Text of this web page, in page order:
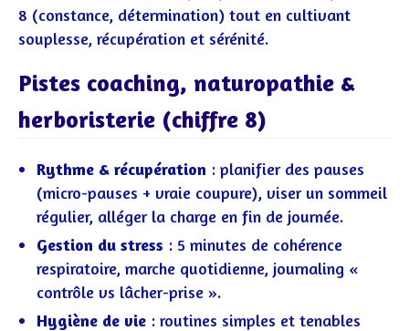
8 (constance, détermination) tout en cultivant
souplesse, récupération et sérénité.
Pistes coaching, naturopathie &
herboristerie (chiffre 8)
Rythme & récupération : planifier des pauses
(micro-pauses + vraie coupure), viser un sommeil
régulier, alléger la charge en fin de journée.
Gestion du stress : 5 minutes de cohérence
respiratoire, marche quotidienne, journaling «
contrôle vs lâcher-prise ».
Hygiène de vie : routines simples et tenables